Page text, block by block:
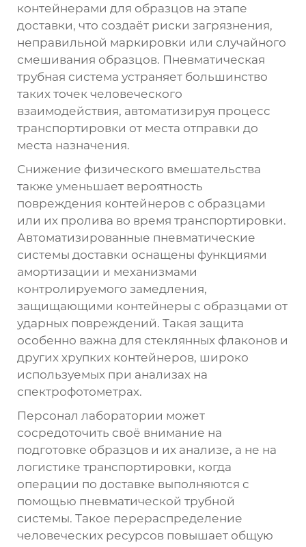
контейнерами для образцов на этапе
доставки, что создаёт риски загрязнения,
неправильной маркировки или случайного
смешивания образцов. Пневматическая
трубная система устраняет большинство
таких точек человеческого
взаимодействия, автоматизируя процесс
транспортировки от места отправки до
места назначения.
Снижение физического вмешательства
также уменьшает вероятность
повреждения контейнеров с образцами
или их пролива во время транспортировки.
Автоматизированные пневматические
системы доставки оснащены функциями
амортизации и механизмами
контролируемого замедления,
защищающими контейнеры с образцами от
ударных повреждений. Такая защита
особенно важна для стеклянных флаконов и
других хрупких контейнеров, широко
используемых при анализах на
спектрофотометрах.
Персонал лаборатории может
сосредоточить своё внимание на
подготовке образцов и их анализе, а не на
логистике транспортировки, когда
операции по доставке выполняются с
помощью пневматической трубной
системы. Такое перераспределение
человеческих ресурсов повышает общую